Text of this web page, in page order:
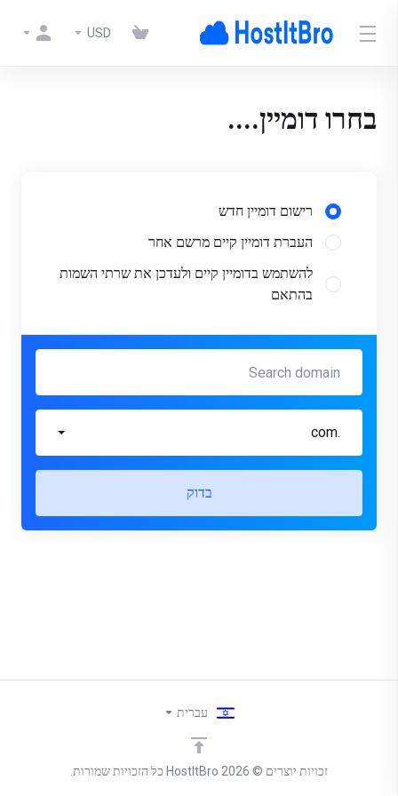
USD
בחרו דומיין....
רישום דומיין חדש
העברת דומיין קיים מרשם אחר
להשתמש בדומיין קיים ולעדכן את שרתי השמות
בהתאם
.com
בדוק
זכויות יוצרים © 2026 HostItBro כל הזכויות שמורות.
עברית